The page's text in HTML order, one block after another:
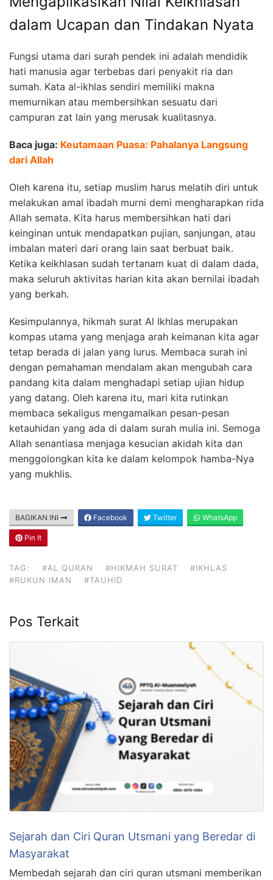
dalam Ucapan dan Tindakan Nyata
Fungsi utama dari surah pendek ini adalah mendidik
hati manusia agar terbebas dari penyakit ria dan
sumah. Kata al-ikhlas sendiri memiliki makna
memurnikan atau membersihkan sesuatu dari
campuran zat lain yang merusak kualitasnya.
Baca juga: Keutamaan Puasa: Pahalanya Langsung
dari Allah
Oleh karena itu, setiap muslim harus melatih diri untuk
melakukan amal ibadah murni demi mengharapkan rida
Allah semata. Kita harus membersihkan hati dari
keinginan untuk mendapatkan pujian, sanjungan, atau
imbalan materi dari orang lain saat berbuat baik.
Ketika keikhlasan sudah tertanam kuat di dalam dada,
maka seluruh aktivitas harian kita akan bernilai ibadah
yang berkah.
Kesimpulannya, hikmah surat Al Ikhlas merupakan
kompas utama yang menjaga arah keimanan kita agar
tetap berada di jalan yang lurus. Membaca surah ini
dengan pemahaman mendalam akan mengubah cara
pandang kita dalam menghadapi setiap ujian hidup
yang datang. Oleh karena itu, mari kita rutinkan
membaca sekaligus mengamalkan pesan-pesan
ketauhidan yang ada di dalam surah mulia ini. Semoga
Allah senantiasa menjaga kesucian akidah kita dan
menggolongkan kita ke dalam kelompok hamba-Nya
yang mukhlis.
BAGIKAN INI Facebook Twitter WhatsApp
Pin It
TAG: #AL QURAN #HIKMAH SURAT
#IKHLAS
#RUKUN IMAN
#TAUHID
Pos Terkait
Sejarah dan Ciri Quran Utsmani yang Beredar di
Masyarakat
Membedah sejarah dan ciri quran utsmani memberikan